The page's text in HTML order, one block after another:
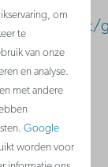
activiteit/
om
te
van onze
en analyse.
met andere
Google
worden voor